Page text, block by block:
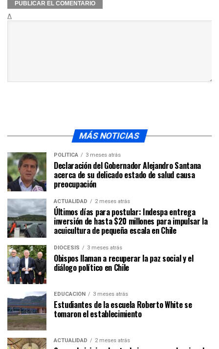
Δ
MÁS NOTICIAS
POLÍTICA 3 meses atrás
Declaración del Gobernador Alejandro Santana
acerca de su delicado estado de salud causa
preocupación
ACTUALIDAD 2 meses atrás
Últimos días para postular: Indespa entrega
inversión de hasta $20 millones para impulsar la
acuicultura de pequeña escala en Chile
DIÓCESIS 3 meses atrás
Obispos llaman a recuperar la paz social y el
diálogo político en Chile
EDUCACIÓN 3 meses atrás
Estudiantes de la escuela Roberto White se
tomaron el establecimiento
ACTUALIDAD 2 meses atrás